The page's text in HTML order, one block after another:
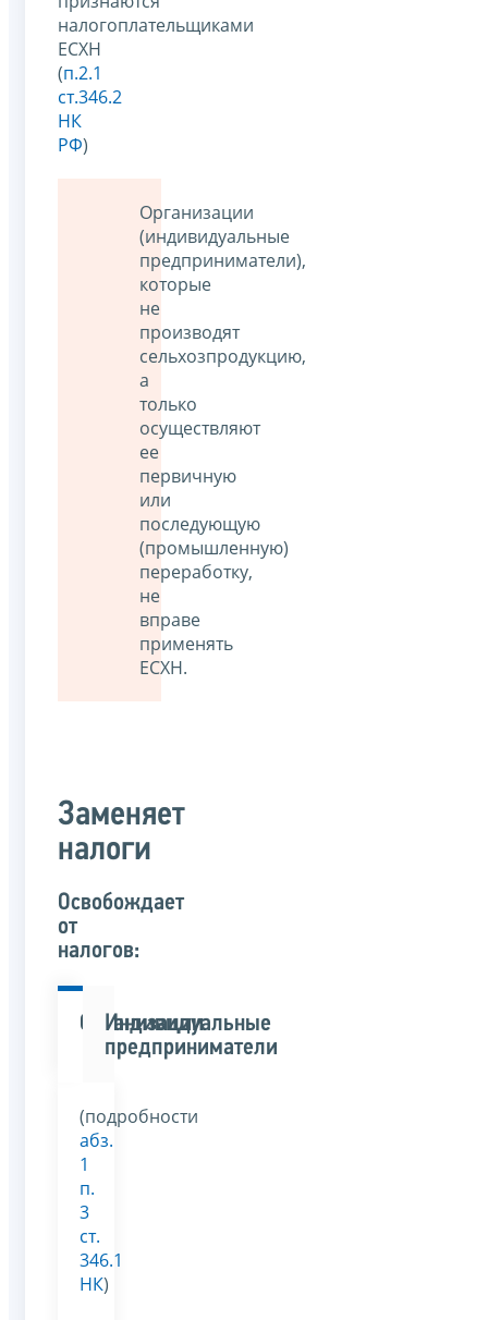
налогоплательщиками
ЕСХН
(п.2.1
ст.346.2
НК
РФ)
Организации
(индивидуальные
предприниматели),
которые
не
производят
сельхозпродукцию,
а
только
осуществляют
ее
первичную
или
последующую
(промышленную)
переработку,
не
вправе
применять
ЕСХН.
Заменяет
налоги
Освобождает
от
налогов:
Организации
Индивидуальные
предприниматели
(подробности
абз.
1
п.
3
ст.
346.1
НК)